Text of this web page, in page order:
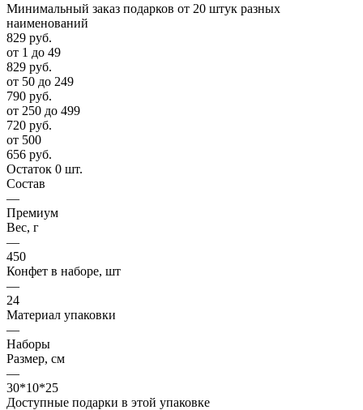
Минимальный заказ подарков от 20 штук разных
наименований
829 руб.
от 1 до 49
829 руб.
от 50 до 249
790 руб.
от 250 до 499
720 руб.
от 500
656 руб.
Остаток 0 шт.
Состав
—
Премиум
Вес, г
—
450
Конфет в наборе, шт
—
24
Материал упаковки
—
Наборы
Размер, см
—
30*10*25
Доступные подарки в этой упаковке